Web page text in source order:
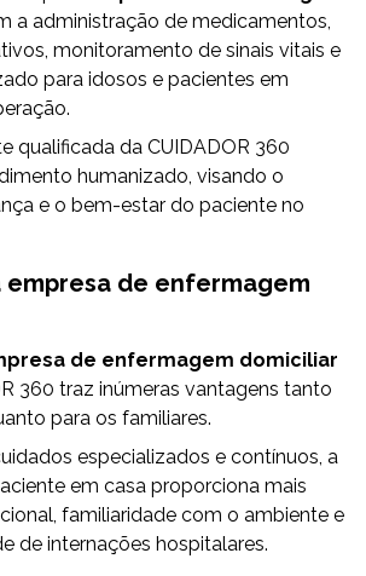
a administração de medicamentos,
monitoramento de sinais vitais e
para idosos e pacientes em
qualificada da CUIDADOR 360
humanizado, visando o
e o bem-estar do paciente no
empresa de enfermagem
de enfermagem domiciliar
360 traz inúmeras vantagens tanto
para os familiares.
especializados e contínuos, a
em casa proporciona mais
familiaridade com o ambiente e
de internações hospitalares.